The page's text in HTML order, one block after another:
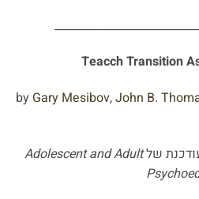
Teacch Transition
by Gary Mesibov,John B.
שלAdolescent and Adult